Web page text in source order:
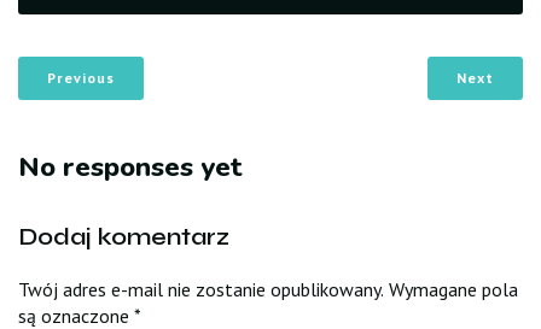
Previous Next
No responses yet
Dodaj komentarz
Twój adres e-mail nie zostanie opublikowany. Wymagane pola
są oznaczone *